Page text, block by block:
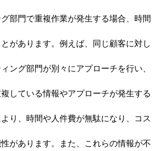
部門で重複作業が発生する場合、時間
があります。例えば、同じ顧客に対し
ング部門が別々にアプローチを行い、
している情報やアプローチが発生する
り、時間や人件費が無駄になり、コス
があります。また、これらの情報が不